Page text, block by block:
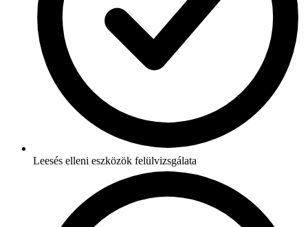
Leesés elleni eszközök felülvizsgálata